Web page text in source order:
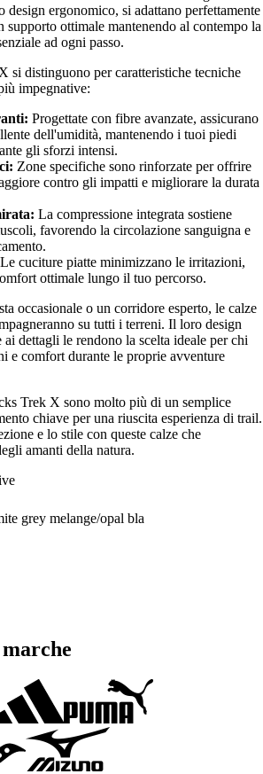
design ergonomico, si adattano perfettamente
ottimale mantenendo al contempo la
ad ogni passo.
si distinguono per caratteristiche tecniche
impegnative:
Progettate con fibre avanzate, assicurano
dell'umidità, mantenendo i tuoi piedi
gli sforzi intensi.
Zone specifiche sono rinforzate per offrire
contro gli impatti e migliorare la durata
La compressione integrata sostiene
favorendo la circolazione sanguigna e
Le cuciture piatte minimizzano le irritazioni,
ottimale lungo il tuo percorso.
occasionale o un corridore esperto, le calze
su tutti i terreni. Il loro design
dettagli le rendono la scelta ideale per chi
e comfort durante le proprie avventure
Trek X sono molto più di un semplice
chiave per una riuscita esperienza di trail.
e lo stile con queste calze che
amanti della natura.
grey melange/opal bla